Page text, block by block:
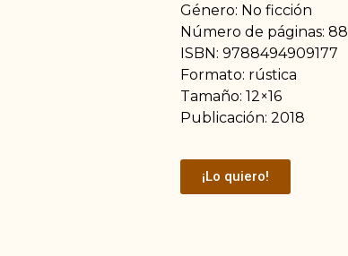
Género: No ficción
Número de páginas: 88
ISBN: 9788494909177
Formato: rústica
Tamaño: 12×16
Publicación: 2018
¡Lo quiero!